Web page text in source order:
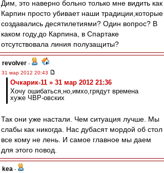
Дим, это наверно больно только мне видить как
Карпин просто убивает наши традиции,которые
создавались десятилетиями? Один вопрос? В
каком году,до Карпина, в Спартаке
отсутствовала линия полузащиты?
revolver -
31 мар 2012 20:43
Очкарик-11 » 31 мар 2012 21:36
Хочу ошибаться,но,имхо,грядут времена
хуже ЧВР-овских
Так они уже настали. Чем ситуация лучше. Мы
слабы как никогда. Нас дубасят мордой об стол
все кому не лень. И самое главное мы даем
для этого повод.
kea -